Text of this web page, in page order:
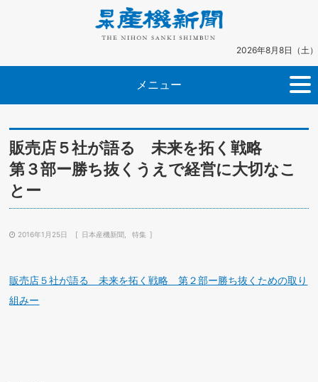
2026年8月8日（土）
メニュー
販売店５社が語る 未来を拓く戦略
第３部ー勝ち抜くうえで経営に大切なこ
とー
2016年1月25日 日本産機新聞 特集
販売店５社が語る 未来を拓く戦略 第２部ー勝ち抜くための取り
組みー